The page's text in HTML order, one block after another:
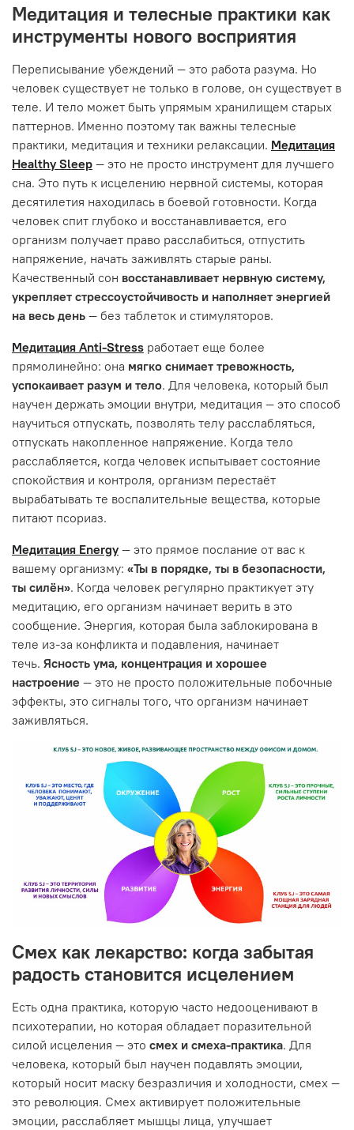
Медитация и телесные практики как
инструменты нового восприятия
Переписывание убеждений — это работа разума. Но
человек существует не только в голове, он существует в
теле. И тело может быть упрямым хранилищем старых
паттернов. Именно поэтому так важны телесные
практики, медитация и техники релаксации. Медитация
Healthy Sleep — это не просто инструмент для лучшего
сна. Это путь к исцелению нервной системы, которая
десятилетия находилась в боевой готовности. Когда
человек спит глубоко и восстанавливается, его
организм получает право расслабиться, отпустить
напряжение, начать заживлять старые раны.
Качественный сон восстанавливает нервную систему,
укрепляет стрессоустойчивость и наполняет энергией
на весь день — без таблеток и стимуляторов.
Медитация Anti-Stress работает еще более
прямолинейно: она мягко снимает тревожность,
успокаивает разум и тело. Для человека, который был
научен держать эмоции внутри, медитация — это способ
научиться отпускать, позволять телу расслабляться,
отпускать накопленное напряжение. Когда тело
расслабляется, когда человек испытывает состояние
спокойствия и контроля, организм перестаёт
вырабатывать те воспалительные вещества, которые
питают псориаз.
Медитация Energy — это прямое послание от вас к
вашему организму: «Ты в порядке, ты в безопасности,
ты силён». Когда человек регулярно практикует эту
медитацию, его организм начинает верить в это
сообщение. Энергия, которая была заблокирована в
теле из-за конфликта и подавления, начинает
течь. Ясность ума, концентрация и хорошее
настроение — это не просто положительные побочные
эффекты, это сигналы того, что организм начинает
заживляться.
Смех как лекарство: когда забытая
радость становится исцелением
Есть одна практика, которую часто недооценивают в
психотерапии, но которая обладает поразительной
силой исцеления — это смех и смеха-практика. Для
человека, который был научен подавлять эмоции,
который носит маску безразличия и холодности, смех —
это революция. Смех активирует положительные
эмоции, расслабляет мышцы лица, улучшает